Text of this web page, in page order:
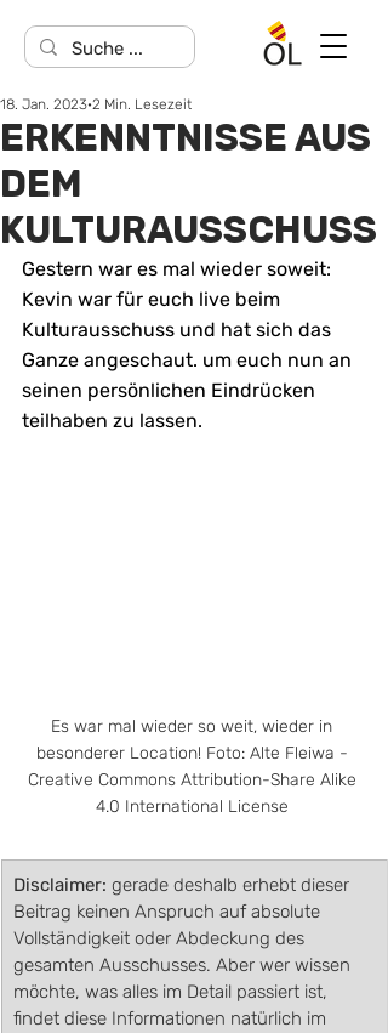
ERKENNTNISSE AUS
DEM
KULTURAUSSCHUSS
18. Jan. 2023 2 Min. Lesezeit
Gestern war es mal wieder soweit:
Kevin war für euch live beim
Kulturausschuss und hat sich das
Ganze angeschaut. um euch nun an
seinen persönlichen Eindrücken
teilhaben zu lassen.
Es war mal wieder so weit, wieder in
besonderer Location! Foto: Alte Fleiwa -
Creative Commons Attribution-Share Alike
4.0 International License
Disclaimer: gerade deshalb erhebt dieser
Beitrag keinen Anspruch auf absolute
Vollständigkeit oder Abdeckung des
gesamten Ausschusses. Aber wer wissen
möchte, was alles im Detail passiert ist,
findet diese Informationen natürlich im